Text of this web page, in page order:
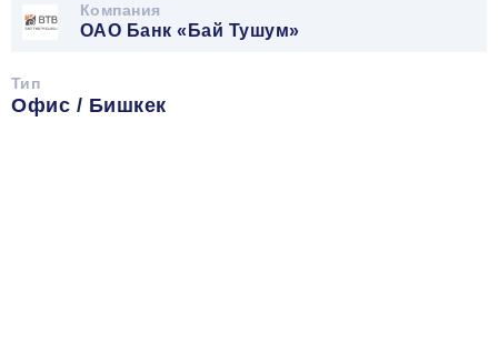
Компания
ОАО Банк «Бай Тушум»
Тип
Офис / Бишкек